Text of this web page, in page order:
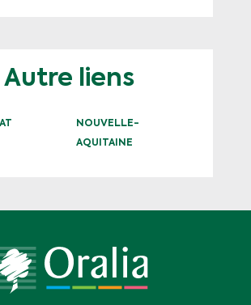
Autre liens
NOUVELLE-
AQUITAINE